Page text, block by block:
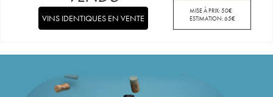
MISE À PRIX:50€
ESTIMATION:65€
VINS IDENTIQUES EN VENTE